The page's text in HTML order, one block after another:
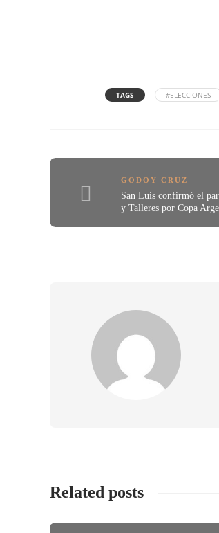
TAGS #ELECCIONES
GODOY CRUZ
San Luis confirmó el
y Talleres por Copa
Related posts